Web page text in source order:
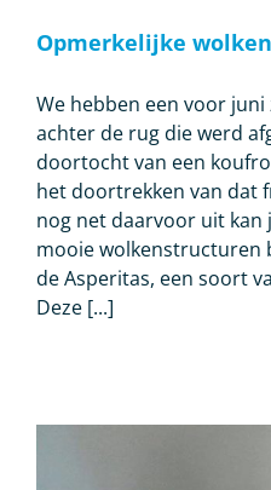
Opmerkelijke
We hebben een voor
achter de rug die werd
doortocht van een
het doortrekken van dat
nog net daarvoor uit kan
mooie wolkenstructuren
de Asperitas, een soort
Deze [...]